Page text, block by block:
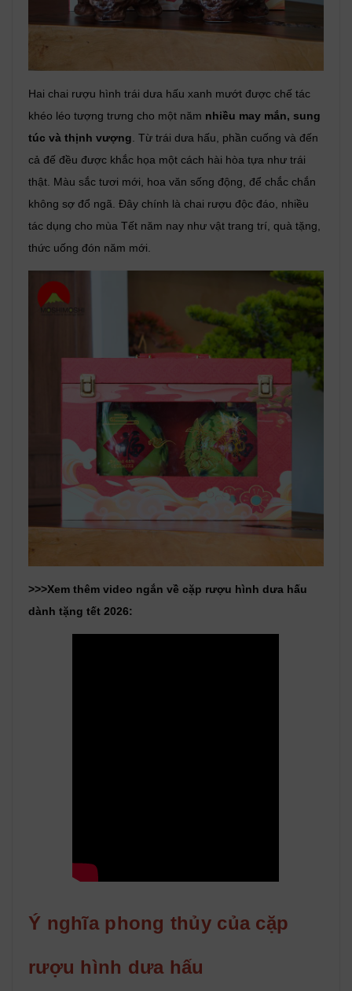
Hai chai rượu hình trái dưa hấu xanh mướt được chế tác
khéo léo tượng trưng cho một năm nhiều may mắn, sung
túc và thịnh vượng . Từ trái dưa hấu, phần cuống và đến
cả đế đều được khắc họa một cách hài hòa tựa như trái
thật. Màu sắc tươi mới, hoa văn sống động, để chắc chắn
không sợ đổ ngã. Đây chính là chai rượu độc đáo, nhiều
tác dụng cho mùa Tết năm nay như vật trang trí, quà tặng,
thức uống đón năm mới.
>>>Xem thêm video ngắn về cặp rượu hình dưa hấu
dành tặng tết 2026:
Ý nghĩa phong thủy của cặp
rượu hình dưa hấu